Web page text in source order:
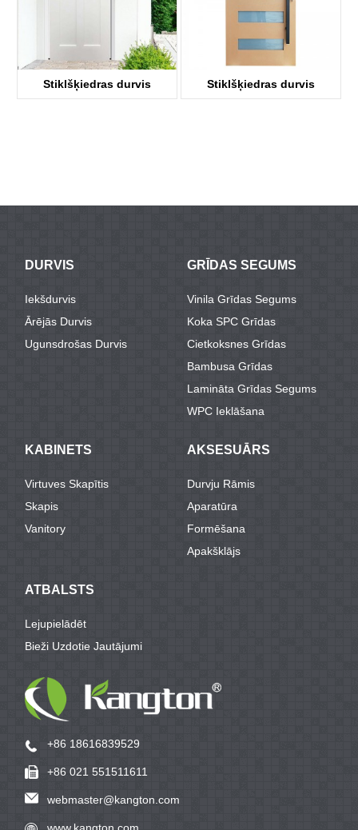
Stiklšķiedras durvis Stiklšķiedras durvis
DURVIS
Iekšdurvis
Ārējās Durvis
Ugunsdrošas Durvis
GRĪDAS SEGUMS
Vinila Grīdas Segums
Koka SPC Grīdas
Cietkoksnes Grīdas
Bambusa Grīdas
Lamināta Grīdas Segums
WPC Ieklāšana
KABINETS
Virtuves Skapītis
Skapis
Vanitory
AKSESUĀRS
Durvju Rāmis
Aparatūra
Formēšana
Apakšklājs
ATBALSTS
Lejupielādēt
Bieži Uzdotie Jautājumi
+86 18616839529
+86 021 551511611
webmaster@kangton.com
www.kangton.com